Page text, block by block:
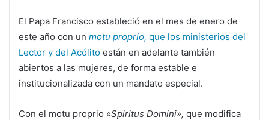
El Papa Francisco estableció en el mes de enero de
este año con un motu proprio, que los ministerios del
Lector y del Acólito están en adelante también
abiertos a las mujeres, de forma estable e
institucionalizada con un mandato especial.
Con el motu proprio «Spiritus Domini», que modifica